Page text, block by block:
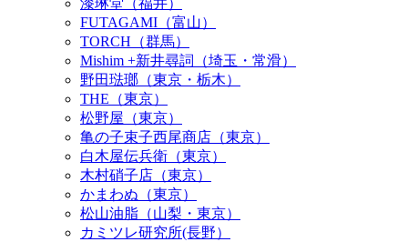
FUTAGAMI（富山）
TORCH（群馬）
Mishim +新井尋詞（埼玉・常滑）
野田琺瑯（東京・栃木）
THE（東京）
松野屋（東京）
亀の子束子西尾商店（東京）
白木屋伝兵衛（東京）
木村硝子店（東京）
かまわぬ（東京）
松山油脂（山梨・東京）
カミツレ研究所(長野）